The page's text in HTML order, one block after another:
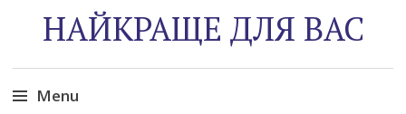
НАЙКРАЩЕ ДЛЯ ВАС
Menu